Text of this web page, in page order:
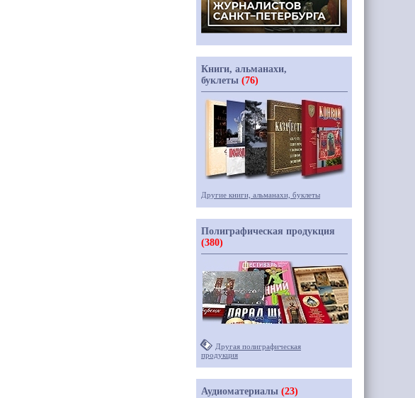
Книги, альманахи,
буклеты (76)
Другие книги, альманахи, буклеты
Полиграфическая продукция
(380)
Другая полиграфическая
продукция
Аудиоматериалы (23)